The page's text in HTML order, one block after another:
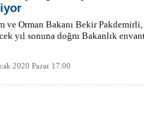
ve Orman Bakanı Bekir
yıl sonuna doğru Bakanlık
2020 Pazar 17:00